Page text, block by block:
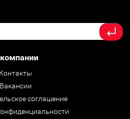
Контакты
Вакансии
соглашение